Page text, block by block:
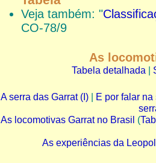
Veja também: "
CO-78/9
As
Tabela detalhada |
A serra das Garrat (I) | E por falar na
As locomotivas Garrat no Brasil (
As experiências da